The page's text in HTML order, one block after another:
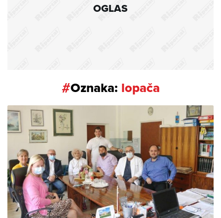
OGLAS
#Oznaka: lopača